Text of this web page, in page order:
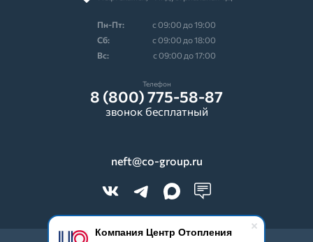
Пн-Пт:
с 09:00 до 19:00
Cб:
с 09:00 до 18:00
Вс:
с 09:00 до 17:00
Телефон
8 (800) 775-58-87
звонок бесплатный
neft@co-group.ru
Компания Центр Отопления